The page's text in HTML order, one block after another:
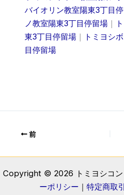
バイオリン教室陽東3丁目
ノ教室陽東3丁目停留場 ｜
東3丁目停留場 ｜ トミヨシ
目停留場
前
Copyright © 2026 トミヨシコン
ーポリシー ｜ 特定商取